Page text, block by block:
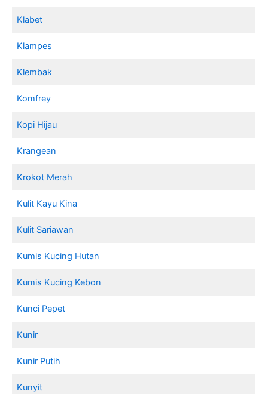
Klabet
Klampes
Klembak
Komfrey
Kopi Hijau
Krangean
Krokot Merah
Kulit Kayu Kina
Kulit Sariawan
Kumis Kucing Hutan
Kumis Kucing Kebon
Kunci Pepet
Kunir
Kunir Putih
Kunyit